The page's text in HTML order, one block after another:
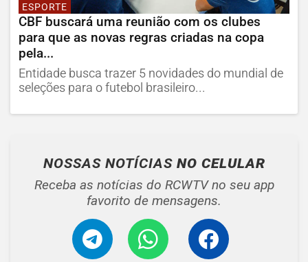
ESPORTE
CBF buscará uma reunião com os clubes
para que as novas regras criadas na copa
pela...
Entidade busca trazer 5 novidades do mundial de
seleções para o futebol brasileiro...
NOSSAS NOTÍCIAS NO CELULAR
Receba as notícias do RCWTV no seu app
favorito de mensagens.